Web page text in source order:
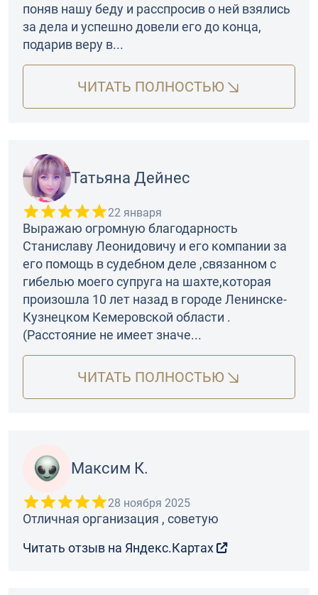
поняв нашу беду и расспросив о ней взялись
за дела и успешно довели его до конца,
подарив веру в...
ЧИТАТЬ ПОЛНОСТЬЮ
Татьяна Дейнес
22 января
Выражаю огромную благодарность
Станиславу Леонидовичу и его компании за
его помощь в судебном деле ,связанном с
гибелью моего супруга на шахте,которая
произошла 10 лет назад в городе Ленинске-
Кузнецком Кемеровской области .
(Расстояние не имеет значе...
ЧИТАТЬ ПОЛНОСТЬЮ
Максим К.
28 ноября 2025
Отличная организация , советую
Читать отзыв на Яндекс.Картах